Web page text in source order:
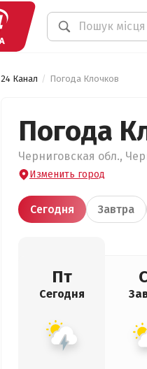
24 Канал Погода Клочков
Погода
Черниговская обл.,
Изменить город
Сегодня Завтра
Пт
Сегодня